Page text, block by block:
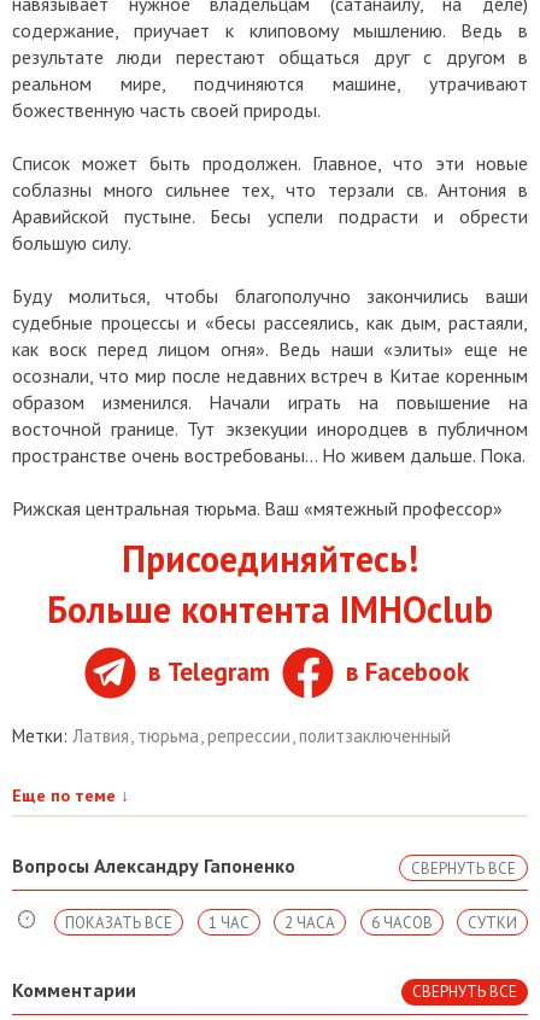
содержание, приучает к клиповому мышлению. Ведь в
результате люди перестают общаться друг с другом в
реальном мире, подчиняются машине, утрачивают
божественную часть своей природы.
Список может быть продолжен. Главное, что эти новые
соблазны много сильнее тех, что терзали св. Антония в
Аравийской пустыне. Бесы успели подрасти и обрести
большую силу.
Буду молиться, чтобы благополучно закончились ваши
судебные процессы и «бесы рассеялись, как дым, растаяли,
как воск перед лицом огня». Ведь наши «элиты» еще не
осознали, что мир после недавних встреч в Китае коренным
образом изменился. Начали играть на повышение на
восточной границе. Тут экзекуции инородцев в публичном
пространстве очень востребованы… Но живем дальше. Пока.
Рижская центральная тюрьма. Ваш «мятежный профессор»
Присоединяйтесь!
Больше контента IMHOclub
в Telegram в Facebook
Метки: Латвия тюрьма репрессии политзаключенный
Еще по теме ↓
Вопросы Александру Гапоненко СВЕРНУТЬ ВСЕ
СУТКИ
6 ЧАСОВ
2 ЧАСА
1 ЧАС
ПОКАЗАТЬ ВСЕ
Комментарии СВЕРНУТЬ ВСЕ